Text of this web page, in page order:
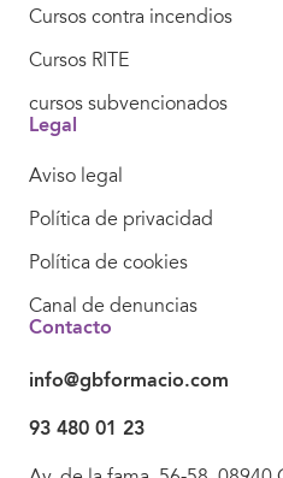
Cursos contra incendios
Cursos RITE
cursos subvencionados
Legal
Aviso legal
Política de privacidad
Política de cookies
Canal de denuncias
Contacto
info@gbformacio.com
93 480 01 23